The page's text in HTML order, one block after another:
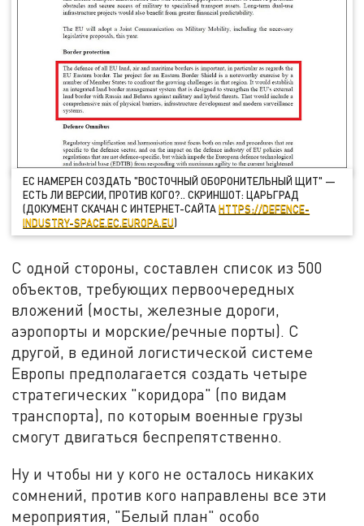
ЕС НАМЕРЕН СОЗДАТЬ "ВОСТОЧНЫЙ ОБОРОНИТЕЛЬНЫЙ ЩИТ" —
ЕСТЬ ЛИ ВЕРСИИ, ПРОТИВ КОГО?.. СКРИНШОТ: ЦАРЬГРАД
(ДОКУМЕНТ СКАЧАН С ИНТЕРНЕТ-САЙТАHTTPS://DEFENCE-
INDUSTRY-SPACE.EC.EUROPA.EU)
С одной стороны, составлен список из 500
объектов, требующих первоочередных
вложений (мосты, железные дороги,
аэропорты и морские/речные порты). С
другой, в единой логистической системе
Европы предполагается создать четыре
стратегических "коридора" (по видам
транспорта), по которым военные грузы
смогут двигаться беспрепятственно.
Ну и чтобы ни у кого не осталось никаких
сомнений, против кого направлены все эти
мероприятия, "Белый план" особо